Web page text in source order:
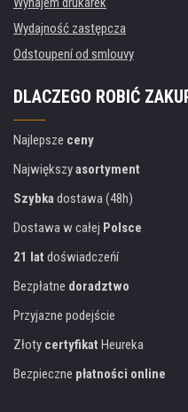
Wydajność zastępcza
Odstoupení od smlouvy
DLACZEGO ROBIĆ
Najlepsze ceny
Największyasortyment
Szybkadostawa (48h)
Dostawa w całej Polsce
21 lat doświadczeńí
Bezpłatne doradztwo
Przyjazne podejście
Złoty certyfikat Heureka
Bezpieczne płatności online